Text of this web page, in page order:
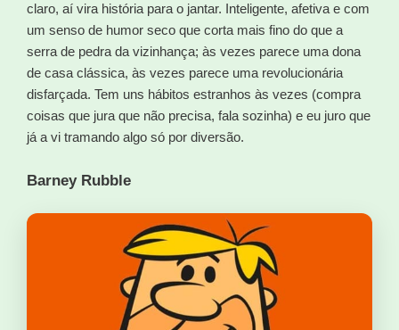
claro, aí vira história para o jantar. Inteligente, afetiva e com
um senso de humor seco que corta mais fino do que a
serra de pedra da vizinhança; às vezes parece uma dona
de casa clássica, às vezes parece uma revolucionária
disfarçada. Tem uns hábitos estranhos às vezes (compra
coisas que jura que não precisa, fala sozinha) e eu juro que
já a vi tramando algo só por diversão.
Barney Rubble